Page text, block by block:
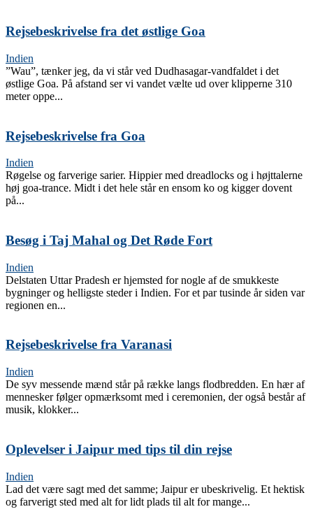
Rejsebeskrivelse fra det østlige Goa
Indien
”Wau”, tænker jeg, da vi står ved Dudhasagar-vandfaldet i det
østlige Goa. På afstand ser vi vandet vælte ud over klipperne 310
meter oppe...
Rejsebeskrivelse fra Goa
Indien
Røgelse og farverige sarier. Hippier med dreadlocks og i højttalerne
høj goa-trance. Midt i det hele står en ensom ko og kigger dovent
på...
Besøg i Taj Mahal og Det Røde Fort
Indien
Delstaten Uttar Pradesh er hjemsted for nogle af de smukkeste
bygninger og helligste steder i Indien. For et par tusinde år siden var
regionen en...
Rejsebeskrivelse fra Varanasi
Indien
De syv messende mænd står på række langs flodbredden. En hær af
mennesker følger opmærksomt med i ceremonien, der også består af
musik, klokker...
Oplevelser i Jaipur med tips til din rejse
Indien
Lad det være sagt med det samme; Jaipur er ubeskrivelig. Et hektisk
og farverigt sted med alt for lidt plads til alt for mange...